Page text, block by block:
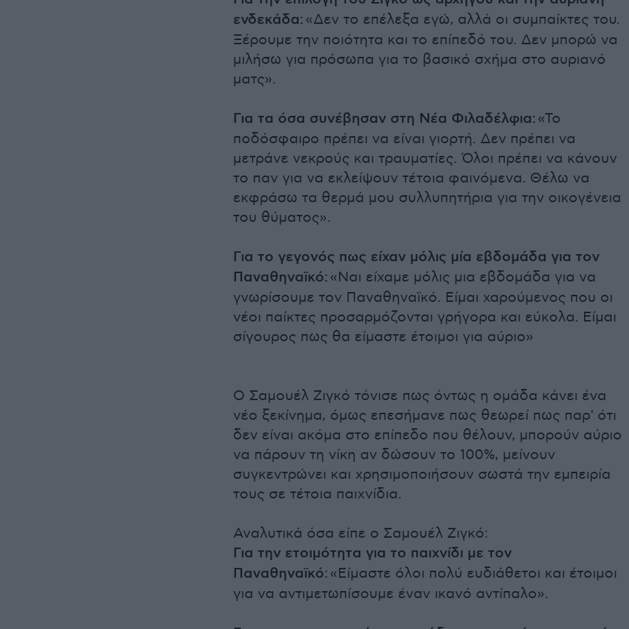
ενδεκάδα: «Δεν το επέλεξα εγώ, αλλά οι συμπαίκτες του.
Ξέρουμε την ποιότητα και το επίπεδό του. Δεν μπορώ να
μιλήσω για πρόσωπα για το βασικό σχήμα στο αυριανό
ματς».
Για τα όσα συνέβησαν στη Νέα Φιλαδέλφια: «Το
ποδόσφαιρο πρέπει να είναι γιορτή. Δεν πρέπει να
μετράνε νεκρούς και τραυματίες. Όλοι πρέπει να κάνουν
το παν για να εκλείψουν τέτοια φαινόμενα. Θέλω να
εκφράσω τα θερμά μου συλλυπητήρια για την οικογένεια
του θύματος».
Για το γεγονός πως είχαν μόλις μία εβδομάδα για τον
Παναθηναϊκό: «Ναι είχαμε μόλις μια εβδομάδα για να
γνωρίσουμε τον Παναθηναϊκό. Είμαι χαρούμενος που οι
νέοι παίκτες προσαρμόζονται γρήγορα και εύκολα. Είμαι
σίγουρος πως θα είμαστε έτοιμοι για αύριο»
Ο Σαμουέλ Ζιγκό τόνισε πως όντως η ομάδα κάνει ένα
νέο ξεκίνημα, όμως επεσήμανε πως θεωρεί πως παρ' ότι
δεν είναι ακόμα στο επίπεδο που θέλουν, μπορούν αύριο
να πάρουν τη νίκη αν δώσουν το 100%, μείνουν
συγκεντρώνει και χρησιμοποιήσουν σωστά την εμπειρία
τους σε τέτοια παιχνίδια.
Αναλυτικά όσα είπε ο Σαμουέλ Ζιγκό:
Για την ετοιμότητα για το παιχνίδι με τον
Παναθηναϊκό: «Είμαστε όλοι πολύ ευδιάθετοι και έτοιμοι
για να αντιμετωπίσουμε έναν ικανό αντίπαλο».